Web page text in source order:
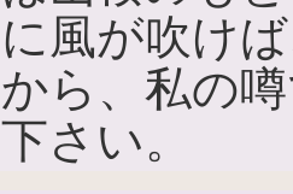
に風が吹け
から、私の
下さい。